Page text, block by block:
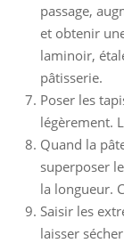
passage,
et obtenir
laminoir,
pâtisserie.
Poser les
légèrement.
Quand la
superposer
la longueur.
Saisir les
laisser